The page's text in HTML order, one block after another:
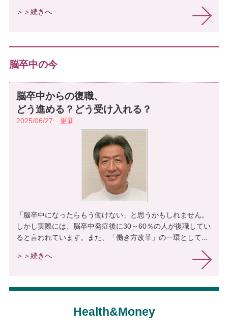
＞＞続きへ
脳卒中の今
脳卒中からの復職、
どう進める？どう受け入れる？
2025/06/27 更新
「脳卒中になったらもう働けない」と思うかもしれません。
しかし実際には、脳卒中発症後に30～60％の人が復職してい
ると言われています。また、「働き方改革」の一環として...
＞＞続きへ
Health&Money